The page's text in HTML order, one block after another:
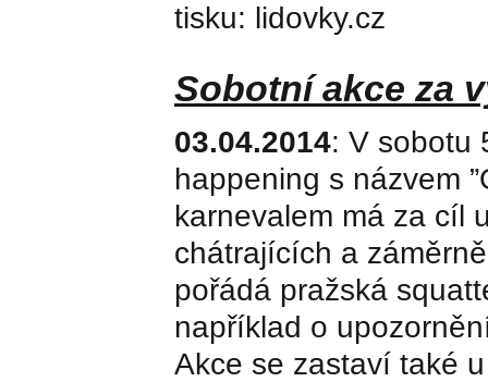
tisku: lidovky.cz
Sobotní akce za
03.04.2014: V sobotu
happening s názvem
karnevalem má za cíl
chátrajících a
pořádá pražská
například o
Akce se zastaví také